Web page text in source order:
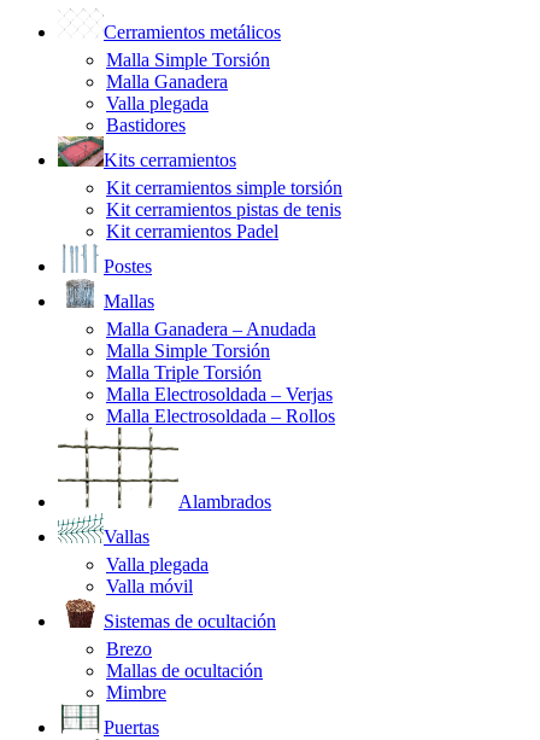
Cerramientos metálicos
Malla Simple Torsión
Malla Ganadera
Valla plegada
Bastidores
Kits cerramientos
Kit cerramientos simple torsión
Kit cerramientos pistas de tenis
Kit cerramientos Padel
Postes
Mallas
Malla Ganadera – Anudada
Malla Simple Torsión
Malla Triple Torsión
Malla Electrosoldada – Verjas
Malla Electrosoldada – Rollos
Alambrados
Vallas
Valla plegada
Valla móvil
Sistemas de ocultación
Brezo
Mallas de ocultación
Mimbre
Puertas